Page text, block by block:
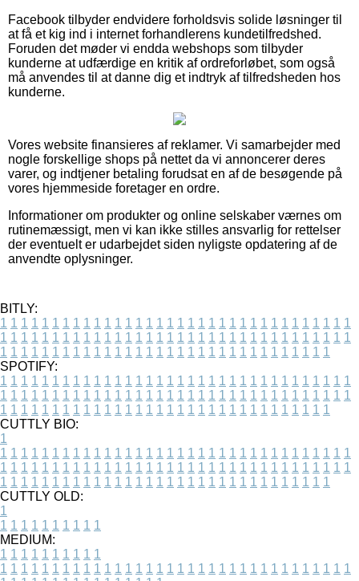
Facebook tilbyder endvidere forholdsvis solide løsninger til
at få et kig ind i internet forhandlerens kundetilfredshed.
Foruden det møder vi endda webshops som tilbyder
kunderne at udfærdige en kritik af ordreforløbet, som også
må anvendes til at danne dig et indtryk af tilfredsheden hos
kunderne.
Vores website finansieres af reklamer. Vi samarbejder med
nogle forskellige shops på nettet da vi annoncerer deres
varer, og indtjener betaling forudsat en af de besøgende på
vores hjemmeside foretager en ordre.
Informationer om produkter og online selskaber værnes om
rutinemæssigt, men vi kan ikke stilles ansvarlig for rettelser
der eventuelt er udarbejdet siden nyligste opdatering af de
anvendte oplysninger.
BITLY:
1 1 1 1 1 1 1 1 1 1 1 1 1 1 1 1 1 1 1 1 1 1 1 1 1 1 1 1 1 1 1 1 1 1
1 1 1 1 1 1 1 1 1 1 1 1 1 1 1 1 1 1 1 1 1 1 1 1 1 1 1 1 1 1 1 1 1 1
1 1 1 1 1 1 1 1 1 1 1 1 1 1 1 1 1 1 1 1 1 1 1 1 1 1 1 1 1 1 1 1
SPOTIFY:
1 1 1 1 1 1 1 1 1 1 1 1 1 1 1 1 1 1 1 1 1 1 1 1 1 1 1 1 1 1 1 1 1 1
1 1 1 1 1 1 1 1 1 1 1 1 1 1 1 1 1 1 1 1 1 1 1 1 1 1 1 1 1 1 1 1 1 1
1 1 1 1 1 1 1 1 1 1 1 1 1 1 1 1 1 1 1 1 1 1 1 1 1 1 1 1 1 1 1 1
CUTTLY BIO:
1
1 1 1 1 1 1 1 1 1 1 1 1 1 1 1 1 1 1 1 1 1 1 1 1 1 1 1 1 1 1 1 1 1 1
1 1 1 1 1 1 1 1 1 1 1 1 1 1 1 1 1 1 1 1 1 1 1 1 1 1 1 1 1 1 1 1 1 1
1 1 1 1 1 1 1 1 1 1 1 1 1 1 1 1 1 1 1 1 1 1 1 1 1 1 1 1 1 1 1 1
CUTTLY OLD:
1
1 1 1 1 1 1 1 1 1 1
MEDIUM:
1 1 1 1 1 1 1 1 1 1
1 1 1 1 1 1 1 1 1 1 1 1 1 1 1 1 1 1 1 1 1 1 1 1 1 1 1 1 1 1 1 1 1 1